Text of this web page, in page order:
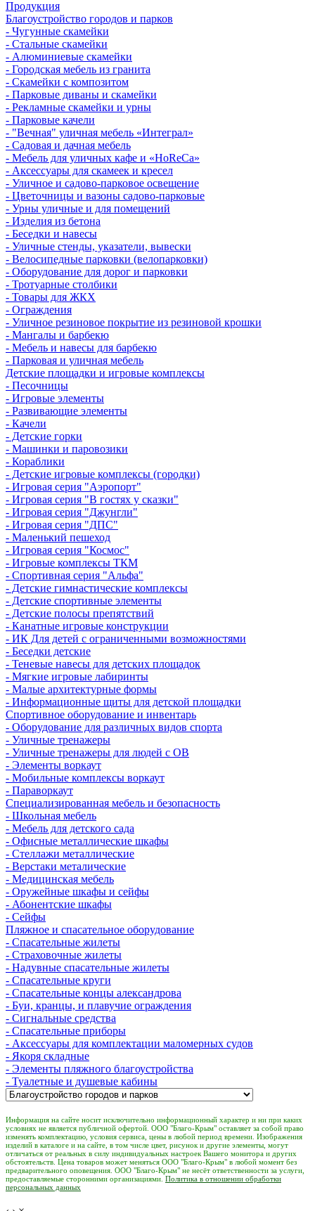
Продукция
Благоустройство городов и парков
- Чугунные скамейки
- Стальные скамейки
- Алюминиевые скамейки
- Городская мебель из гранита
- Скамейки с композитом
- Парковые диваны и скамейки
- Рекламные скамейки и урны
- Парковые качели
- "Вечная" уличная мебель «Интеграл»
- Садовая и дачная мебель
- Мебель для уличных кафе и «HoReCa»
- Аксессуары для скамеек и кресел
- Уличное и садово-парковое освещение
- Цветочницы и вазоны садово-парковые
- Урны уличные и для помещений
- Изделия из бетона
- Беседки и навесы
- Уличные стенды, указатели, вывески
- Велосипедные парковки (велопарковки)
- Оборудование для дорог и парковки
- Тротуарные столбики
- Товары для ЖКХ
- Ограждения
- Уличное резиновое покрытие из резиновой крошки
- Мангалы и барбекю
- Мебель и навесы для барбекю
- Парковая и уличная мебель
Детские площадки и игровые комплексы
- Песочницы
- Игровые элементы
- Развивающие элементы
- Качели
- Детские горки
- Машинки и паровозики
- Кораблики
- Детские игровые комплексы (городки)
- Игровая серия "Аэропорт"
- Игровая серия "В гостях у сказки"
- Игровая серия "Джунгли"
- Игровая серия "ДПС"
- Маленький пешеход
- Игровая серия "Космос"
- Игровые комплексы ТКМ
- Спортивная серия "Альфа"
- Детские гимнастические комплексы
- Детские спортивные элементы
- Детские полосы препятствий
- Канатные игровые конструкции
- ИК Для детей с ограниченными возможностями
- Беседки детские
- Теневые навесы для детских площадок
- Мягкие игровые лабиринты
- Малые архитектурные формы
- Информационные щиты для детской площадки
Спортивное оборудование и инвентарь
- Оборудование для различных видов спорта
- Уличные тренажеры
- Уличные тренажеры для людей с ОВ
- Элементы воркаут
- Мобильные комплексы воркаут
- Параворкаут
Cпециализированная мебель и безопасность
- Школьная мебель
- Мебель для детского сада
- Офисные металлические шкафы
- Стеллажи металлические
- Верстаки металические
- Медицинская мебель
- Оружейные шкафы и сейфы
- Абонентские шкафы
- Сейфы
Пляжное и спасательное оборудование
- Спасательные жилеты
- Страховочные жилеты
- Надувные спасательные жилеты
- Спасательные круги
- Спасательные концы александрова
- Буи, кранцы, и плавучие ограждения
- Сигнальные средства
- Спасательные приборы
- Аксессуары для комплектации маломерных судов
- Якоря складные
- Элементы пляжного благоустройства
- Туалетные и душевые кабины
Информация на сайте носит исключительно информационный характер и ни при каких
условиях не является публичной офертой. ООО "Благо-Крым" оставляет за собой право
изменять комплектацию, условия сервиса, цены в любой период времени. Изображения
изделий в каталоге и на сайте, в том числе цвет, рисунок и другие элементы, могут
отличаться от реальных в силу индивидуальных настроек Вашего монитора и других
обстоятельств. Цена товаров может меняться ООО "Благо-Крым" в любой момент без
предварительного оповещения. ООО "Благо-Крым" не несёт ответственности за услуги,
предоставляемые сторонними организациями. Политика в отношении обработки
персональных данных